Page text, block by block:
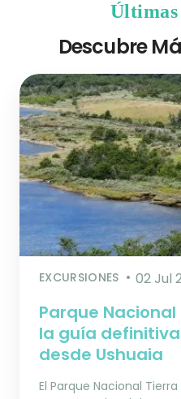
Descubre
EXCURSIONES 02 Jul
Parque
la guía
desde Ushuaia
El Parque Nacional